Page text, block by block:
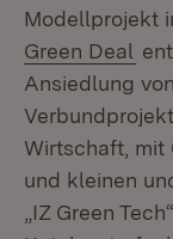
Modellprojekt
Green Deal
Ansiedlung
Wirtschaft, mit
und kleinen
„IZ Green